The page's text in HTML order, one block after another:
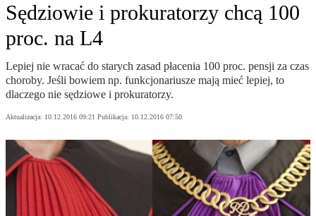
Sędziowie i prokuratorzy chcą 100
proc. na L4
Lepiej nie wracać do starych zasad płacenia 100 proc. pensji za czas
choroby. Jeśli bowiem np. funkcjonariusze mają mieć lepiej, to
dlaczego nie sędziowe i prokuratorzy.
Aktualizacja: 10.12.2016 09:21 Publikacja: 10.12.2016 07:50